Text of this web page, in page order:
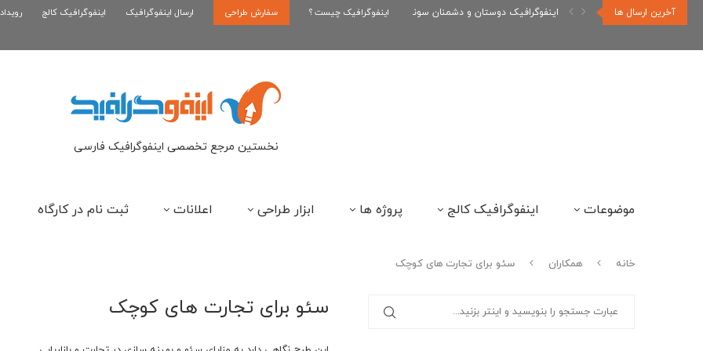
آخرین ارسال ها اینفوگرافیک سندرم تخمدان پلی کیستیک اینفوگرافیک چیست ؟ سفارش طراحی ارسال اینفوگرافیک اینفوگرافیک کالج
نخستین مرجع تخصصی اینفوگرافیک فارسی
موضوعات اینفوگرافیک کالج پروژه ها ابزار طراحی اعلانات ثبت نام در کارگاه
خانه همکاران سئو برای تجارت های کوچک
سئو برای تجارت های کوچک